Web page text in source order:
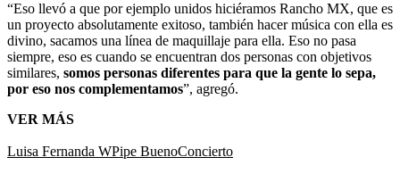
“Eso llevó a que por ejemplo unidos hiciéramos Rancho MX, que es
un proyecto absolutamente exitoso, también hacer música con ella es
divino, sacamos una línea de maquillaje para ella. Eso no pasa
siempre, eso es cuando se encuentran dos personas con objetivos
similares, somos personas diferentes para que la gente lo sepa,
por eso nos complementamos”, agregó.
VER MÁS
Luisa Fernanda WPipe BuenoConcierto